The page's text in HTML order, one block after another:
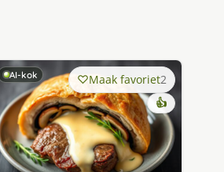
AI-kok Maak favoriet2
👍